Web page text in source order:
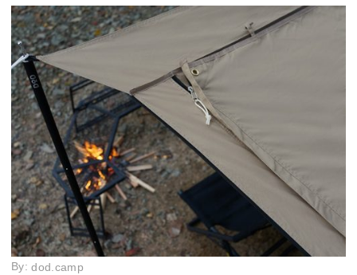
By:dod.camp